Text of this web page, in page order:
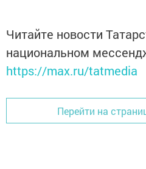
Читайте новости
национальном
https://max.ru/tatmedia
Перейти на